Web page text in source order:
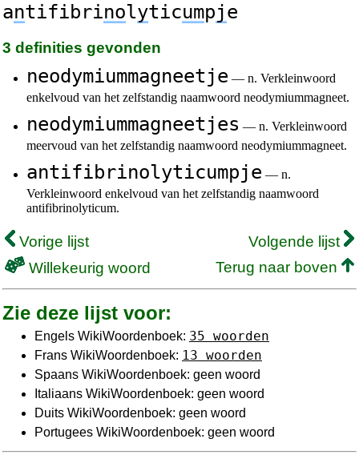
antifibrinolyticumpje
3 definities gevonden
neodymiummagneetje — n. Verkleinwoord
enkelvoud van het zelfstandig naamwoord neodymiummagneet.
neodymiummagneetjes — n. Verkleinwoord
meervoud van het zelfstandig naamwoord neodymiummagneet.
antifibrinolyticumpje — n.
Verkleinwoord enkelvoud van het zelfstandig naamwoord
antifibrinolyticum.
Vorige lijst
Volgende lijst
Willekeurig woord
Terug naar boven
Zie deze lijst voor:
Engels WikiWoordenboek: 35 woorden
Frans WikiWoordenboek: 13 woorden
Spaans WikiWoordenboek: geen woord
Italiaans WikiWoordenboek: geen woord
Duits WikiWoordenboek: geen woord
Portugees WikiWoordenboek: geen woord